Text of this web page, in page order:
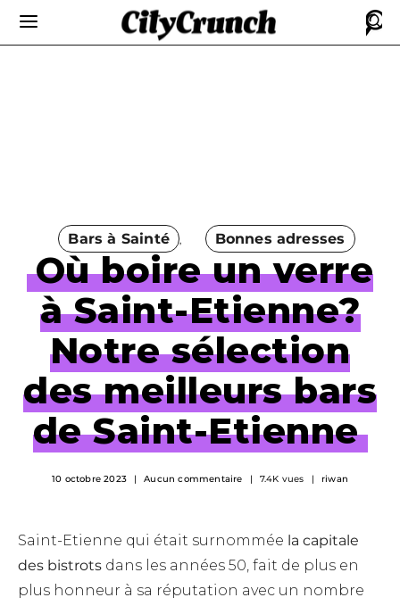
Bars à Sainté Bonnes adresses
Où boire un verre
à Saint-Etienne?
Notre sélection
des meilleurs bars
de Saint-Etienne
10 octobre 2023 Aucun commentaire 7.4K vues riwan
Saint-Etienne qui était surnommée la capitale
des bistrots dans les années 50, fait de plus en
plus honneur à sa réputation avec un nombre